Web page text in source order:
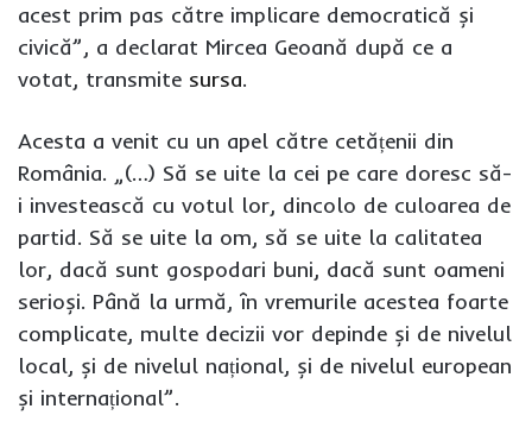
acest prim pas către implicare democratică și
civică”, a declarat Mircea Geoană după ce a
votat, transmite sursa.
Acesta a venit cu un apel către cetățenii din
România. „(…) Să se uite la cei pe care doresc să-
i investească cu votul lor, dincolo de culoarea de
partid. Să se uite la om, să se uite la calitatea
lor, dacă sunt gospodari buni, dacă sunt oameni
serioși. Până la urmă, în vremurile acestea foarte
complicate, multe decizii vor depinde și de nivelul
local, și de nivelul național, și de nivelul european
și internațional”.